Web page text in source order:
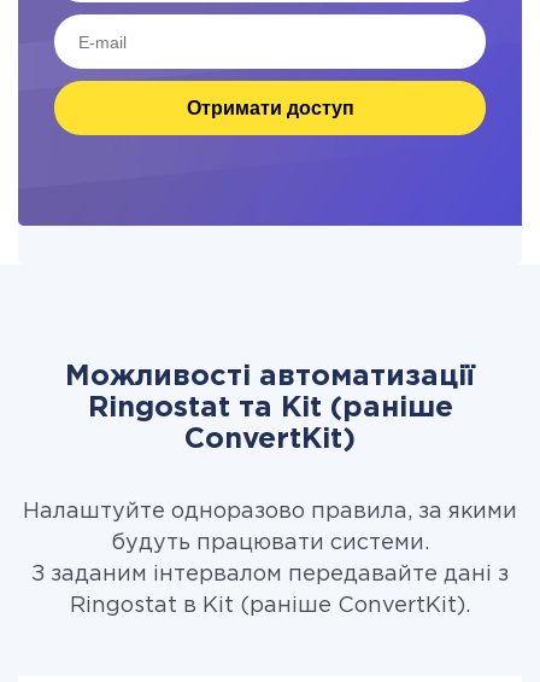
Отримати доступ
Можливості автоматизації
Ringostat та Kit (раніше
ConvertKit)
Налаштуйте одноразово правила, за якими
будуть працювати системи.
З заданим інтервалом передавайте дані з
Ringostat в Kit (раніше ConvertKit).